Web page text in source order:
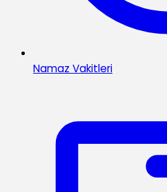
Namaz Vakitleri